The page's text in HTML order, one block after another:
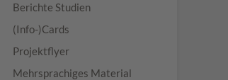
Berichte Studien
(Info-)Cards
Projektflyer
Mehrsprachiges Material